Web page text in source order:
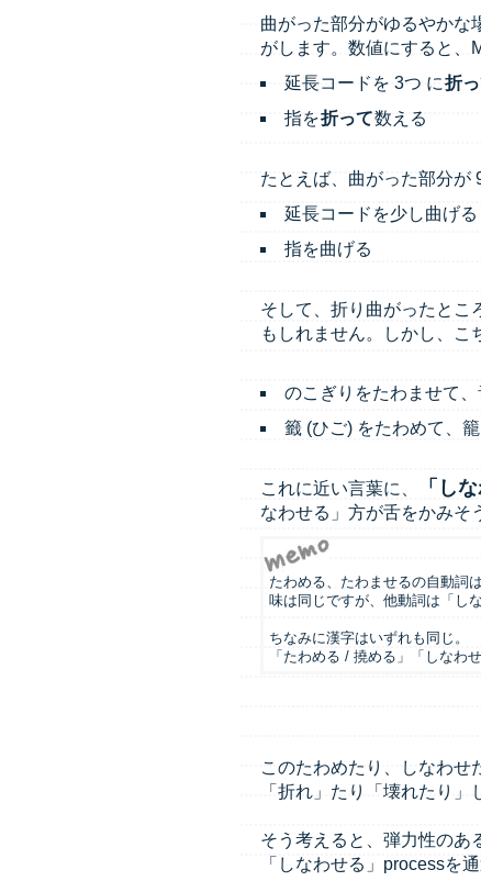
曲がった部分がゆるやかな
がします。数値にすると、
延長コードを 3つ に折
指を折って数える
たとえば、曲がった部分が
延長コードを少し曲げる
指を曲げる
そして、折り曲がったとこ
もしれません。しかし、こ
のこぎりをたわませて
籤 (ひご) をたわめて、
これに近い言葉に、 「し
なわせる」方が舌をかみそ
たわめる、たわませるの自動詞
味は同じですが、他動詞は「し
ちなみに漢字はいずれも同じ。
「たわめる / 撓める」「しなわ
このたわめたり、しなわせ
「折れ」たり「壊れたり」
そう考えると、弾力性のあ
「しなわせる」processを